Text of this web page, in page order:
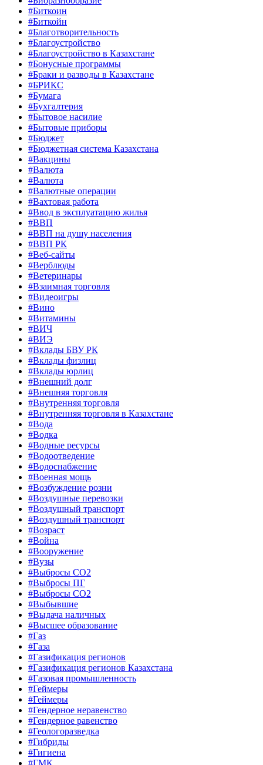
#Биткоин
#Биткойн
#Благотворительность
#Благоустройство
#Благоустройство в Казахстане
#Бонусные программы
#Браки и разводы в Казахстане
#БРИКС
#Бумага
#Бухгалтерия
#Бытовое насилие
#Бытовые приборы
#Бюджет
#Бюджетная система Казахстана
#Вакцины
#Валюта
#Валюта
#Валютные операции
#Вахтовая работа
#Ввод в эксплуатацию жилья
#ВВП
#ВВП на душу населения
#ВВП РК
#Веб-сайты
#Верблюды
#Ветеринары
#Взаимная торговля
#Видеоигры
#Вино
#Витамины
#ВИЧ
#ВИЭ
#Вклады БВУ РК
#Вклады физлиц
#Вклады юрлиц
#Внешний долг
#Внешняя торговля
#Внутренняя торговля
#Внутренняя торговля в Казахстане
#Вода
#Водка
#Водные ресурсы
#Водоотведение
#Водоснабжение
#Военная мощь
#Возбуждение розни
#Воздушные перевозки
#Воздушный транспорт
#Воздушный транспорт
#Возраст
#Война
#Вооружение
#Вузы
#Выбросы CO2
#Выбросы ПГ
#Выбросы СО2
#Выбывшие
#Выдача наличных
#Высшее образование
#Газ
#Газа
#Газификация регионов
#Газификация регионов Казахстана
#Газовая промышленность
#Геймеры
#Геймеры
#Гендерное неравенство
#Гендерное равенство
#Геологоразведка
#Гибриды
#Гигиена
#ГМК